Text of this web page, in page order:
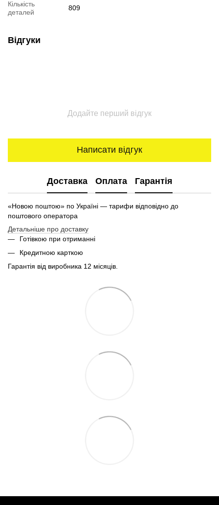
Кількість
деталей
809
Відгуки
Додайте перший відгук
Написати відгук
Доставка Оплата Гарантія
«Новою поштою» по Україні — тарифи відповідно до
поштового оператора
Детальніше про доставку
Готівкою при отриманні
Кредитною карткою
Гарантія від виробника 12 місяців.